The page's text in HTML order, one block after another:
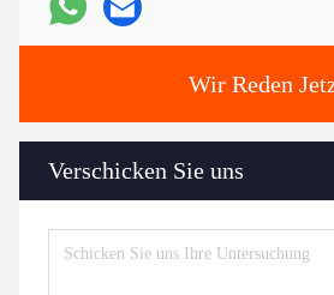
Wir Reden
Verschicken Sie uns